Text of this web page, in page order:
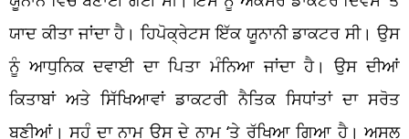
ਯਾਦ ਕੀਤਾ ਜਾਂਦਾ ਹੈ। ਹਿਪੋਕ੍ਰੇਟਸ ਇੱਕ ਯੂਨਾਨੀ ਡਾਕਟਰ ਸੀ। ਉਸ
ਨੂੰ ਆਧੁਨਿਕ ਦਵਾਈ ਦਾ ਪਿਤਾ ਮੰਨਿਆ ਜਾਂਦਾ ਹੈ। ਉਸ ਦੀਆਂ
ਕਿਤਾਬਾਂ ਅਤੇ ਸਿੱਖਿਆਵਾਂ ਡਾਕਟਰੀ ਨੈਤਿਕ ਸਿਧਾਂਤਾਂ ਦਾ ਸਰੋਤ
ਬਣੀਆਂ। ਸਹੁੰ ਦਾ ਨਾਮ ਉਸ ਦੇ ਨਾਮ ‘ਤੇ ਰੱਖਿਆ ਗਿਆ ਹੈ। ਅਸਲ